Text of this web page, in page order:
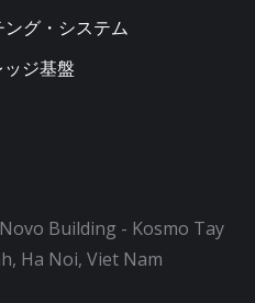
グ・システム
ジ基盤
Building - Kosmo Tay
Ha Noi, Viet Nam